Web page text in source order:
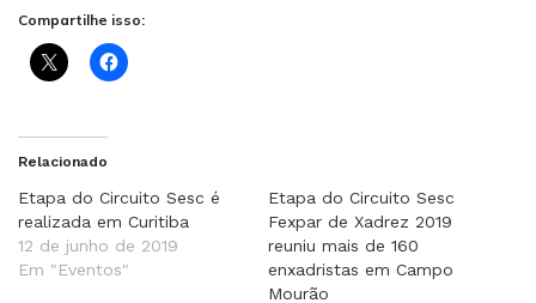
Compartilhe isso:
Relacionado
Etapa do Circuito Sesc é
realizada em Curitiba
12 de junho de 2019
Em "Eventos"
Etapa do Circuito Sesc
Fexpar de Xadrez 2019
reuniu mais de 160
enxadristas em Campo
Mourão